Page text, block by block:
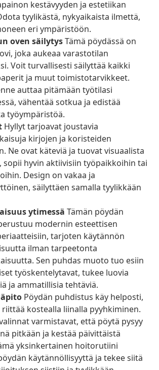
kestävyyden ja estetiikan
tyylikästä, nykyaikaista ilmettä,
eri ympäristöön.
oven säilytysTämä pöydässä on
joka aukeaa varastotilan
Voit turvallisesti säilyttää kaikki
ja muut toimistotarvikkeet.
auttaa pitämään työtilasi
vähentää sotkua ja edistää
työympäristöä.
Hyllyt tarjoavat joustavia
kirjojen ja koristeiden
Ne ovat käteviä ja tuovat visuaalista
sopii hyvin aktiivisiin työpaikkoihin tai
Design on vakaa ja
säilyttäen samalla tyylikkään
ytimessä Tämän pöydän
modernin esteettisen
tarjoten käytännön
ilman tarpeetonta
Sen puhdas muoto tuo esiin
työskentelytavat, tukee luovia
ja ammatillisia tehtäviä.
Pöydän puhdistus käy helposti,
riittää kostealla liinalla pyyhkiminen.
varmistavat, että pöytä pysyy
pitkään ja kestää päivittäistä
yksinkertainen hoitorutiini
käytännöllisyyttä ja tekee siitä